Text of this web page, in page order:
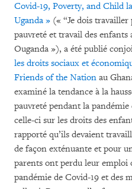
Covid-19, Poverty, and Child
Uganda » (« “Je dois
pauvreté et travail des enfants
Ouganda »), a été publié
les droits sociaux et
Friends of the Nation au
examiné la tendance à la
pauvreté pendant la
celle-ci sur les droits des
rapporté qu’ils devaient
de façon exténuante et pour
parents ont perdu leur emploi
pandémie de Covid-19 et des